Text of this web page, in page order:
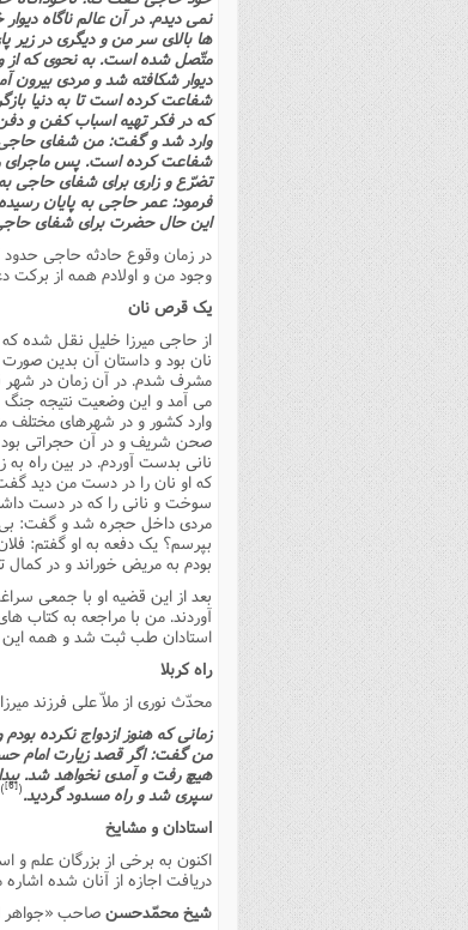
نمى دیدم. در آن عالم ناگاه
ها بالاى سر من و دیگرى در زیر
متّصل شده است. به نحوى که از
دیوار شکافته شد و مردى بیرون
شفاعت کرده است تا به دنیا
که در فکر تهیه اسباب کفن و
وارد شد و گفت: من شفاى
شفاعت کرده است. پس ماجراى
تضرّع و زارى براى شفاى حاجى
فرمود: عمر حاجى به پایان
این حال حضرت براى شفاى حاجى
وجود من و اولادم همه از برکت
یک قرص نان
از حاجى میرزا خلیل نقل شده
نان بود و داستان آن بدین
مشرف شدم. در آن زمان در شهر
مى آمد و این وضعیت نتیجه جنگ
وارد کشور و در شهرهاى مختلف
صحن شریف و در آن حجراتى بود
نانى بدست آوردم. در بین راه
که او نان را در دست من دید
سوخت و نانى را که در دست
مردى داخل حجره شد و گفت: بى
بپرسم؟ یک دفعه به او گفتم:
بودم به مریض خوراند و در
بعد از این قضیه او با جمعى
آوردند. من با مراجعه به کتاب
استادان طب ثبت شد و همه این
راه کربلا
محدّث نورى از ملاّ على فرزند
زمانى که هنوز ازدواج نکرده
من گفت: اگر قصد زیارت امام
هیچ رفت و آمدى نخواهد شد.
سپرى شد و راه مسدود گردید.(
[6]
)
استادان و مشایخ
اکنون به برخى از بزرگان علم و
دریافت اجازه از آنان شده
شیخ محمّدحسن صاحب «جواهر الکلام»